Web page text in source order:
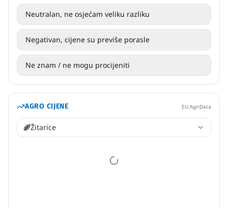
Neutralan, ne osjećam veliku razliku
Negativan, cijene su previše porasle
Ne znam / ne mogu procijeniti
AGRO CIJENE EU AgriData
Žitarice